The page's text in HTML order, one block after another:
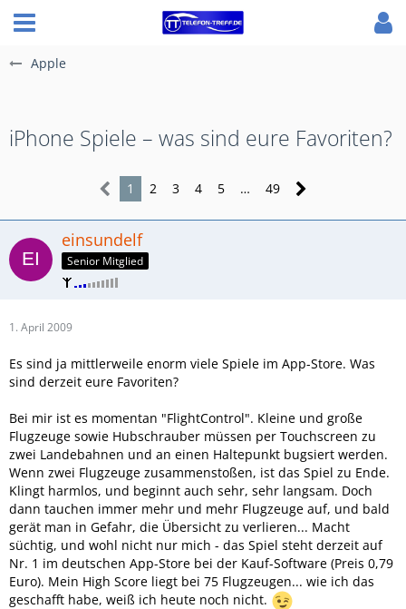
Apple
iPhone Spiele – was sind eure Favoriten?
1 2 3 4 5 … 49
einsundelf
Senior Mitglied
1. April 2009
Es sind ja mittlerweile enorm viele Spiele im App-Store. Was
sind derzeit eure Favoriten?
Bei mir ist es momentan "FlightControl". Kleine und große
Flugzeuge sowie Hubschrauber müssen per Touchscreen zu
zwei Landebahnen und an einen Haltepunkt bugsiert werden.
Wenn zwei Flugzeuge zusammenstoßen, ist das Spiel zu Ende.
Klingt harmlos, und beginnt auch sehr, sehr langsam. Doch
dann tauchen immer mehr und mehr Flugzeuge auf, und bald
gerät man in Gefahr, die Übersicht zu verlieren... Macht
süchtig, und wohl nicht nur mich - das Spiel steht derzeit auf
Nr. 1 im deutschen App-Store bei der Kauf-Software (Preis 0,79
Euro). Mein High Score liegt bei 75 Flugzeugen... wie ich das
geschafft habe, weiß ich heute noch nicht.